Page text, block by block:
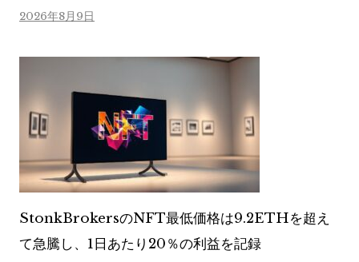
2026年8月9日
StonkBrokersのNFT最低価格は9.2ETHを超え
て急騰し、1日あたり20％の利益を記録